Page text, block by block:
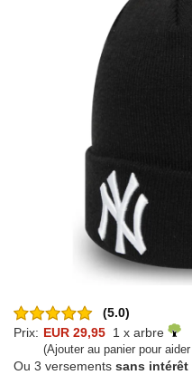
(5.0)
Prix: EUR 29,95 1 x arbre
(Ajouter au panier pour
Ou 3 versements sans intérêt